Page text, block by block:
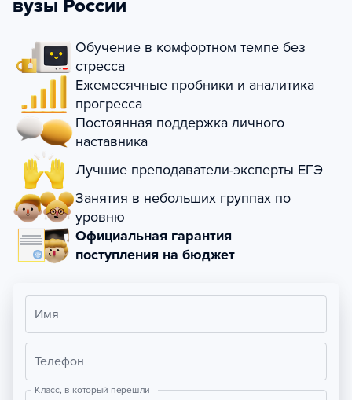
вузы России
Обучение в комфортном темпе без
стресса
Ежемесячные пробники и аналитика
прогресса
Постоянная поддержка личного
наставника
Лучшие преподаватели-эксперты ЕГЭ
Занятия в небольших группах по
уровню
Официальная гарантия
поступления на бюджет
Имя
Телефон
Класс, в который перешли